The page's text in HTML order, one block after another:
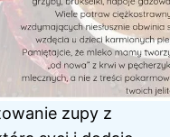
zupy z